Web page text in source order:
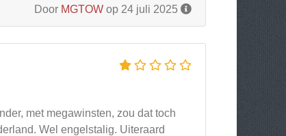
Door MGTOW op 24 juli 2025
met megawinsten, zou dat toch
Wel engelstalig. Uiteraard